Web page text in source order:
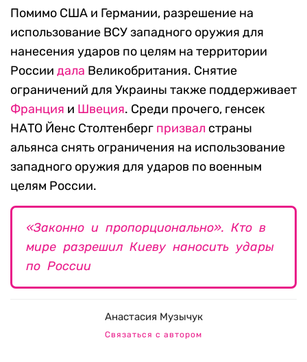
Помимо США и Германии, разрешение на
использование ВСУ западного оружия для
нанесения ударов по целям на территории
России дала Великобритания. Снятие
ограничений для Украины также поддерживает
Франция и Швеция. Среди прочего, генсек
НАТО Йенс Столтенберг призвал страны
альянса снять ограничения на использование
западного оружия для ударов по военным
целям России.
«Законно и пропорционально». Кто в
мире разрешил Киеву наносить удары
по России
Анастасия Музычук
Связаться с автором